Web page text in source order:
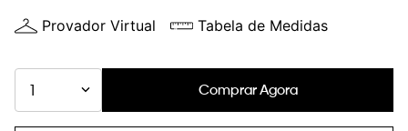
Provador Virtual Tabela de Medidas
1 Comprar Agora